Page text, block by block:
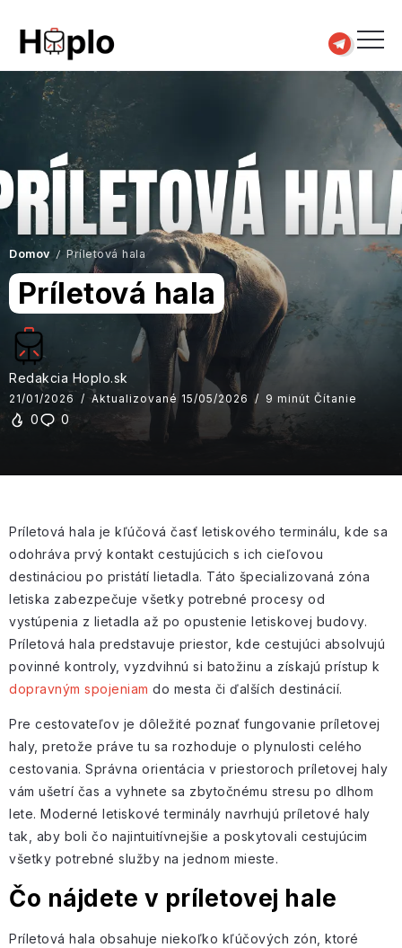
Domov / Príletová hala
Príletová hala
Redakcia Hoplo.sk
21/01/2026 Aktualizované 15/05/2026 9 minút Čítanie
0 0
Príletová hala je kľúčová časť letiskového terminálu, kde sa
odohráva prvý kontakt cestujúcich s ich cieľovou
destináciou po pristátí lietadla. Táto špecializovaná zóna
letiska zabezpečuje všetky potrebné procesy od
vystúpenia z lietadla až po opustenie letiskovej budovy.
Príletová hala predstavuje priestor, kde cestujúci absolvujú
povinné kontroly, vyzdvihnú si batožinu a získajú prístup k
dopravným spojeniam do mesta či ďalších destinácií.
Pre cestovateľov je dôležité poznať fungovanie príletovej
haly, pretože práve tu sa rozhoduje o plynulosti celého
cestovania. Správna orientácia v priestoroch príletovej haly
vám ušetrí čas a vyhnete sa zbytočnému stresu po dlhom
lete. Moderné letiskové terminály navrhujú príletové haly
tak, aby boli čo najintuitívnejšie a poskytovali cestujúcim
všetky potrebné služby na jednom mieste.
Čo nájdete v príletovej hale
Príletová hala obsahuje niekoľko kľúčových zón, ktoré